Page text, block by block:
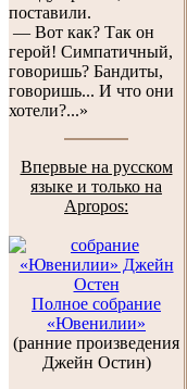
поставили.
— Вот как? Так он
герой! Симпатичный,
говоришь? Бандиты,
говоришь... И что они
хотели?...»
Впервые на русском
языке и только на
Apropos:
Полное собрание
«Ювенилии»
(ранние произведения
Джейн Остин)